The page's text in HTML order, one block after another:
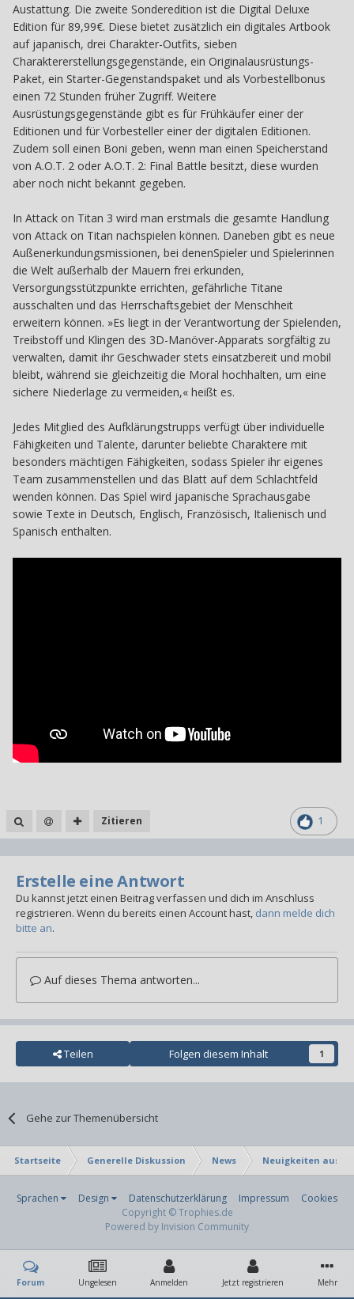
Austattung. Die zweite Sonderedition ist die Digital Deluxe
Edition für 89,99€. Diese bietet zusätzlich ein digitales Artbook
auf japanisch, drei Charakter-Outfits, sieben
Charaktererstellungsgegenstände, ein Originalausrüstungs-
Paket, ein Starter-Gegenstandspaket und als Vorbestellbonus
einen 72 Stunden früher Zugriff. Weitere
Ausrüstungsgegenstände gibt es für Frühkäufer einer der
Editionen und für Vorbesteller einer der digitalen Editionen.
Zudem soll einen Boni geben, wenn man einen Speicherstand
von A.O.T. 2 oder A.O.T. 2: Final Battle besitzt, diese wurden
aber noch nicht bekannt gegeben.
In Attack on Titan 3 wird man erstmals die gesamte Handlung
von Attack on Titan nachspielen können. Daneben gibt es neue
Außenerkundungsmissionen, bei denenSpieler und Spielerinnen
die Welt außerhalb der Mauern frei erkunden,
Versorgungsstützpunkte errichten, gefährliche Titane
ausschalten und das Herrschaftsgebiet der Menschheit
erweitern können. »Es liegt in der Verantwortung der Spielenden,
Treibstoff und Klingen des 3D-Manöver-Apparats sorgfältig zu
verwalten, damit ihr Geschwader stets einsatzbereit und mobil
bleibt, während sie gleichzeitig die Moral hochhalten, um eine
sichere Niederlage zu vermeiden,« heißt es.
Jedes Mitglied des Aufklärungstrupps verfügt über individuelle
Fähigkeiten und Talente, darunter beliebte Charaktere mit
besonders mächtigen Fähigkeiten, sodass Spieler ihr eigenes
Team zusammenstellen und das Blatt auf dem Schlachtfeld
wenden können. Das Spiel wird japanische Sprachausgabe
sowie Texte in Deutsch, Englisch, Französisch, Italienisch und
Spanisch enthalten.
1
Zitieren
Erstelle eine Antwort
Du kannst jetzt einen Beitrag verfassen und dich im Anschluss
registrieren. Wenn du bereits einen Account hast, dann melde dich
bitte an.
Auf dieses Thema antworten...
Teilen Folgen diesem Inhalt 1
Gehe zur Themenübersicht
Startseite Generelle Diskussion News Neuigkeiten aus
Sprachen Design Datenschutzerklärung Impressum
Cookies
Copyright © Trophies.de
Powered by Invision Community
Forum Ungelesen Anmelden Jetzt registrieren Mehr